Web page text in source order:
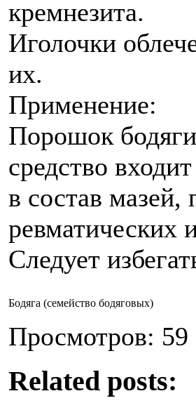
кремнезита.
Иголочки
их.
Применение:
Порошок
средство входит
в состав
ревматических
Следует
Бодяга (семейство бодяговых)
Просмотров: 59
Related posts: